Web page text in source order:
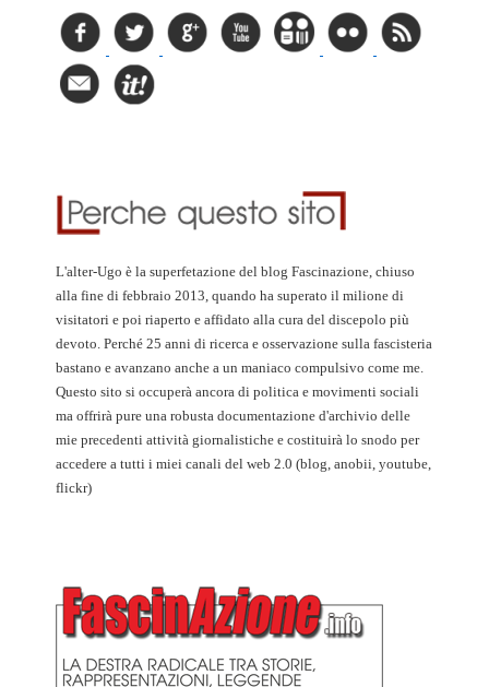
L'alter-Ugo è la superfetazione del blog Fascinazione, chiuso
alla fine di febbraio 2013, quando ha superato il milione di
visitatori e poi riaperto e affidato alla cura del discepolo più
devoto. Perché 25 anni di ricerca e osservazione sulla fascisteria
bastano e avanzano anche a un maniaco compulsivo come me.
Questo sito si occuperà ancora di politica e movimenti sociali
ma offrirà pure una robusta documentazione d'archivio delle
mie precedenti attività giornalistiche e costituirà lo snodo per
accedere a tutti i miei canali del web 2.0 (blog, anobii, youtube,
flickr)